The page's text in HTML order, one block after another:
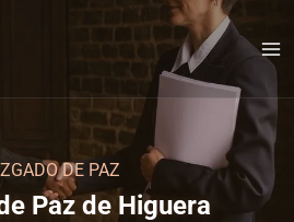
DE PAZ
Paz de Higuera